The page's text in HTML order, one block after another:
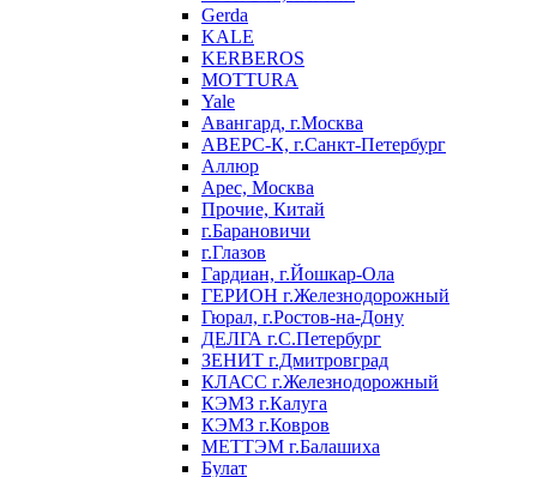
Gerda
KALE
KERBEROS
MOTTURA
Yale
Авангард, г.Москва
АВЕРС-К, г.Санкт-Петербург
Аллюр
Арес, Москва
Прочие, Китай
г.Барановичи
г.Глазов
Гардиан, г.Йошкар-Ола
ГЕРИОН г.Железнодорожный
Гюрал, г.Ростов-на-Дону
ДЕЛГА г.С.Петербург
ЗЕНИТ г.Дмитровград
КЛАСС г.Железнодорожный
КЭМЗ г.Калуга
КЭМЗ г.Ковров
МЕТТЭМ г.Балашиха
Булат